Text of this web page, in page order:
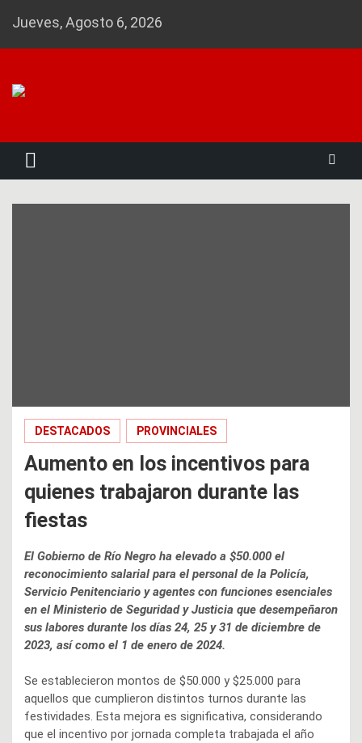
Jueves, Agosto 6, 2026
DESTACADOS PROVINCIALES
Aumento en los incentivos para
quienes trabajaron durante las
fiestas
El Gobierno de Río Negro ha elevado a $50.000 el
reconocimiento salarial para el personal de la Policía,
Servicio Penitenciario y agentes con funciones esenciales
en el Ministerio de Seguridad y Justicia que desempeñaron
sus labores durante los días 24, 25 y 31 de diciembre de
2023, así como el 1 de enero de 2024.
Se establecieron montos de $50.000 y $25.000 para
aquellos que cumplieron distintos turnos durante las
festividades. Esta mejora es significativa, considerando
que el incentivo por jornada completa trabajada el año